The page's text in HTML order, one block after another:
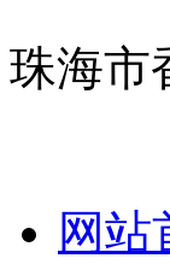
珠海市
网站